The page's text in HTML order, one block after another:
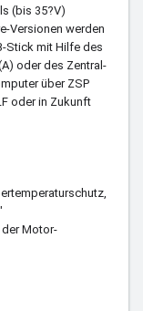
(bis 35?V)
Versionen werden
Stick mit Hilfe des
oder des Zentral-
über ZSP
oder in Zukunft
Motor-